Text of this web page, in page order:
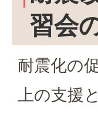
習会
耐震化の
上の支援